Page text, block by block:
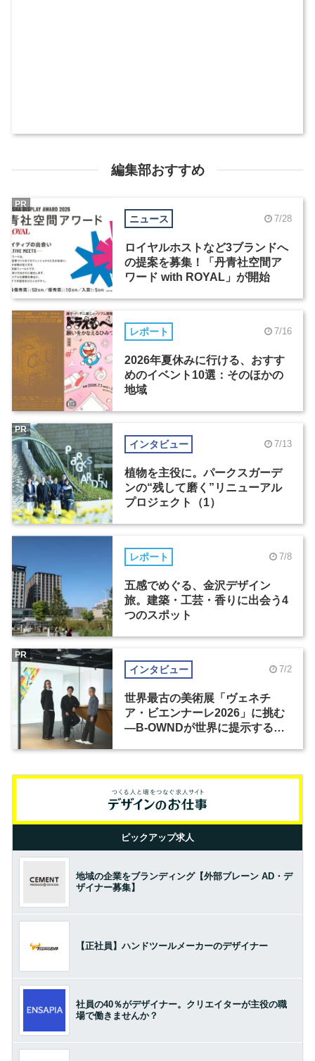
編集部おすすめ
ニュース 7/28
ロイヤルホストなど3ブランドへ
の提案を募集！「丹青社空間ア
ワード with ROYAL」が開始
PR
レポート 7/16
2026年夏休みに行ける、おすす
めのイベント10選：そのほかの
地域
インタビュー 7/13
植物を主役に。パークスガーデ
ンの“残して磨く”リニューアル
プロジェクト（1）
PR
レポート 7/8
五感でめぐる、金沢デザイン
旅。建築・工芸・香りに出会う4
つのスポット
インタビュー 7/2
世界最古の美術展「ヴェネチ
ア・ビエンナーレ2026」に挑む
―B-OWNDが世界に提示する美
PR
ピックアップ求人
地域の企業をブランディング【外部ブレーン AD・デ
ザイナー募集】
【正社員】ハンドツールメーカーのデザイナー
社員の40％がデザイナー。クリエイターが主役の職
場で働きませんか？